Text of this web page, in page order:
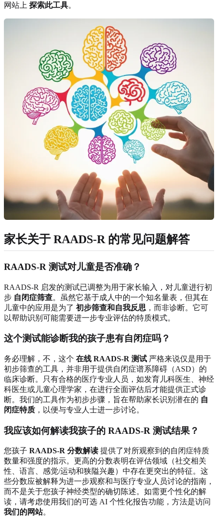
网站上 探索此工具。
家长关于 RAADS-R 的常见问题解答
RAADS-R 测试对儿童是否准确？
RAADS-R 启发的测试已调整为用于家长输入，对儿童进行初
步 自闭症筛查。虽然它基于成人中的一个知名量表，但其在
儿童中的应用是为了 初步筛查和自我反思 ，而非诊断。它可
以帮助识别可能需要进一步专业评估的特质模式。
这个测试能诊断我的孩子患有自闭症吗？
务必理解，不，这个 在线 RAADS-R 测试 严格来说仅是用于
初步筛查的工具，并非用于提供自闭症谱系障碍（ASD）的
临床诊断。只有合格的医疗专业人员，如发育儿科医生、神经
科医生或儿童心理学家，在进行全面评估后才能提供正式诊
断。我们的工具作为初步步骤，旨在帮助家长识别潜在的 自
闭症特质 ，以便与专业人士进一步讨论。
我应该如何解读我孩子的 RAADS-R 测试结果？
您孩子 RAADS-R 分数解读 提供了对所观察到的自闭症特质
数量和强度的指示。更高的分数表明在评估领域（社交相关
性、语言、感觉/运动和狭隘兴趣）中存在更突出的特征。这
些分数应被解释为进一步观察和与医疗专业人员讨论的指南，
而不是关于您孩子神经类型的确切陈述。如需更个性化的解
读，请考虑使用我们的可选 AI 个性化报告功能，方法是访问
我们的网站。